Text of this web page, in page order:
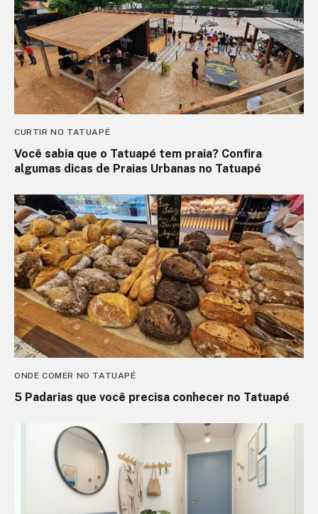
CURTIR NO TATUAPÉ
Você sabia que o Tatuapé tem praia? Confira
algumas dicas de Praias Urbanas no Tatuapé
ONDE COMER NO TATUAPÉ
5 Padarias que você precisa conhecer no Tatuapé